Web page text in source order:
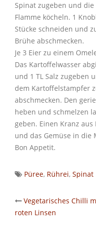
Spinat zugeben und
Flamme köcheln. 1
Stücke schneiden und
Brühe abschmecken.
Je 3 Eier zu einem
Das Kartoffelwasser
und 1 TL Salz zugeben
dem Kartoffelstampfer
abschmecken. Den
heben und schmelzen
geben. Einen Kranz
und das Gemüse in die
Bon Appetit.
Püree, Rührei, Spinat
Post
Vegetarisches Chilli
roten Linsen